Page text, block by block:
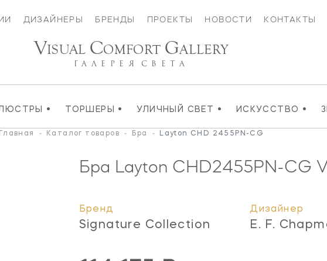
ДИЗАЙНЕРЫ БРЕНДЫ ПРОЕКТЫ НОВОСТИ КОНТАКТЫ
• ТОРШЕРЫ • УЛИЧНЫЙ СВЕТ • ИСКУССТВО •
VISUAL COMFORT GALLERY
ГАЛЕРЕЯ СВЕТА
Главная - Каталог товаров - Бра - Layton CHD 2455PN-CG
Бра Layton CHD2455PN-CG
Бренд
Signature Collection
Дизайнер
E. F.